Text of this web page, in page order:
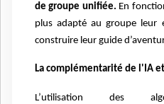
de groupe unifiée. En
plus adapté au groupe
construire leur guide
La complémentarité de l'IA
L’utilisation des